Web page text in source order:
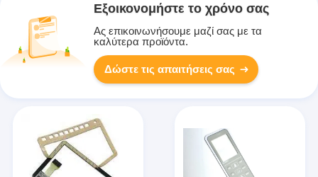
Εξοικονομήστε το χρόνο σας
Ας επικοινωνήσουμε μαζί σας με τα
καλύτερα προϊόντα.
Δώστε τις απαιτήσεις σας